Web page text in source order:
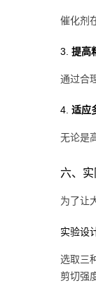
催化剂
3. 提高
通过合
4. 适应
无论是
六、
为了让
实验设
选取三
剪切强